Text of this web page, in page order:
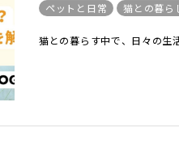
ペットと日常
猫との暮ら
猫との暮らす中で、日々の